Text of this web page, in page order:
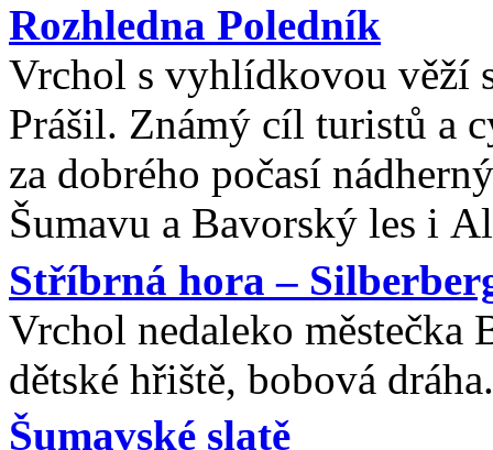
Rozhledna Poledník
Vrchol s vyhlídkovou věží
Prášil. Známý cíl turistů a
za dobrého počasí
Šumavu a Bavorský les i
Stříbrná hora –
Vrchol nedaleko městečka
dětské hřiště, bobová dráha.
Šumavské slatě